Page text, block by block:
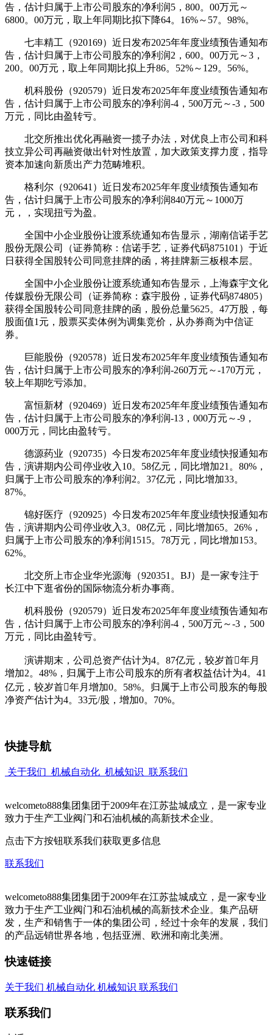
告，估计归属于上市公司股东的净利润5，800。00万元～
6800。00万元，取上年同期比拟下降64。16%～57。98%。
七丰精工（920169）近日发布2025年年度业绩预告通知布
告，估计归属于上市公司股东的净利润2，600。00万元～3，
200。00万元，取上年同期比拟上升86。52%～129。56%。
机科股份（920579）近日发布2025年年度业绩预告通知布
告，估计归属于上市公司股东的净利润-4，500万元～-3，500
万元，同比由盈转亏。
北交所推出优化再融资一揽子办法，对优良上市公司和科
技立异公司再融资做出针对性放置，加大政策支撑力度，指导
资本加速向新质出产力范畴堆积。
格利尔（920641）近日发布2025年年度业绩预告通知布
告，估计归属于上市公司股东的净利润840万元～1000万
元，，实现扭亏为盈。
全国中小企业股份让渡系统通知布告显示，湖南信诺手艺
股份无限公司（证券简称：信诺手艺，证券代码875101）于近
日获得全国股转公司同意挂牌的函，将挂牌新三板根本层。
全国中小企业股份让渡系统通知布告显示，上海森宇文化
传媒股份无限公司（证券简称：森宇股份，证券代码874805）
获得全国股转公司同意挂牌的函，股份总量5625。47万股，每
股面值1元，股票买卖体例为调集竞价，从办券商为中信证
券。
巨能股份（920578）近日发布2025年年度业绩预告通知布
告，估计归属于上市公司股东的净利润-260万元～-170万元，
较上年期吃亏添加。
富恒新材（920469）近日发布2025年年度业绩预告通知布
告，估计归属于上市公司股东的净利润-13，000万元～-9，
000万元，同比由盈转亏。
德源药业（920735）今日发布2025年年度业绩快报通知布
告，演讲期内公司停业收入10。58亿元，同比增加21。80%，
归属于上市公司股东的净利润2。37亿元，同比增加33。
87%。
锦好医疗（920925）今日发布2025年年度业绩快报通知布
告，演讲期内公司停业收入3。08亿元，同比增加65。26%，
归属于上市公司股东的净利润1515。78万元，同比增加153。
62%。
北交所上市企业华光源海（920351。BJ）是一家专注于
长江中下逛省份的国际物流分析办事商。
机科股份（920579）近日发布2025年年度业绩预告通知布
告，估计归属于上市公司股东的净利润-4，500万元～-3，500
万元，同比由盈转亏。
演讲期末，公司总资产估计为4。87亿元，较岁首年月
增加2。48%，归属于上市公司股东的所有者权益估计为4。41
亿元，较岁首年月增加0。58%。归属于上市公司股东的每股
净资产估计为4。33元/股，增加0。70%。
快捷导航
关于我们 机械自动化 机械知识 联系我们
welcometo888集团集团于2009年在江苏盐城成立，是一家专业
致力于生产工业阀门和石油机械的高新技术企业。
点击下方按钮联系我们获取更多信息
联系我们
welcometo888集团集团于2009年在江苏盐城成立，是一家专业
致力于生产工业阀门和石油机械的高新技术企业。集产品研
发，生产和销售于一体的集团公司，经过十余年的发展，我们
的产品远销世界各地，包括亚洲、欧洲和南北美洲。
快速链接
关于我们 机械自动化 机械知识 联系我们
联系我们